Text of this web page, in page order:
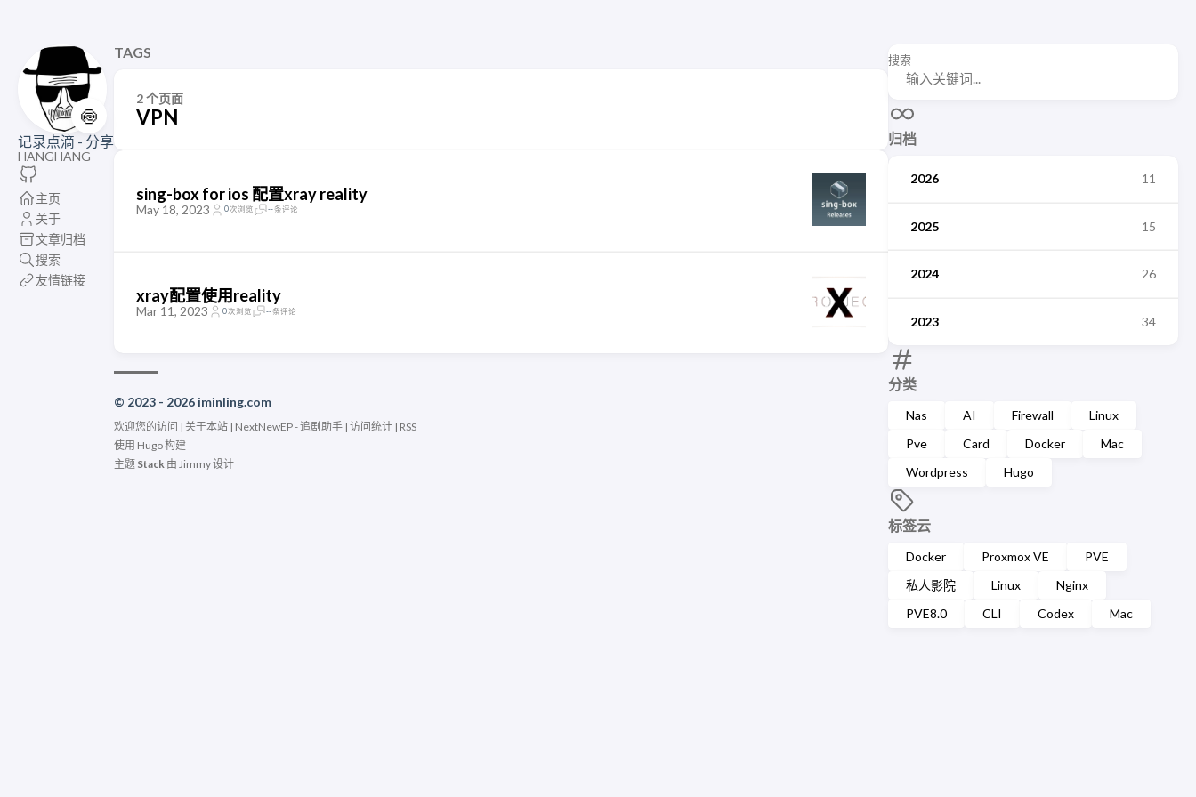
🍥
记录点滴 - 分享
HANGHANG
主页
关于
文章归档
搜索
友情链接
搜索
归档
2026 11
2025 15
2024 26
2023 34
分类
Nas AI Firewall
Linux
Pve
Card Docker
Mac
Wordpress
Hugo
标签云
Docker Proxmox VE
PVE
私人影院
Linux
Nginx
PVE8.0
CLI Codex Mac
TAGS
2 个页面
VPN
sing-box for ios 配置xray reality
May 18, 2023 0次浏览 --条评论
xray配置使用reality
Mar 11, 2023 0 次浏览 --条评论
© 2023 - 2026 iminling.com
欢迎您的访问 | 关于本站 | NextNewEP - 追剧助手 | 访问统计 | RSS
使用 Hugo构建
主题 Stack 由 Jimmy设计